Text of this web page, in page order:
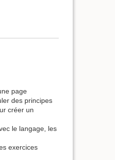
page
des principes
créer un
le langage, les
exercices